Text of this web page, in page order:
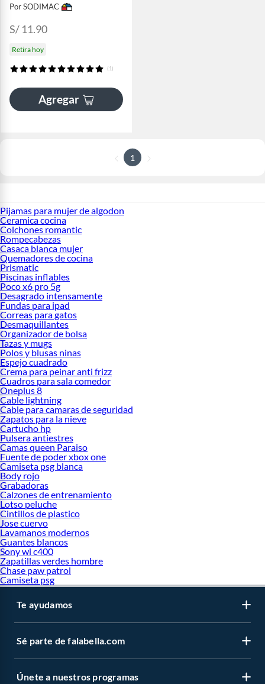
Por SODIMAC
S/ 11.90
Retira hoy
(1)
Agregar
1
Pijamas para mujer de algodon
Ceramica cocina
Colchones romantic
Rompecabezas
Casaca blanca mujer
Quemadores de cocina
Prismatic
Piscinas inflables
Poco x6 pro 5g
Desagrado intensamente
Fundas para ipad
Correas para gatos
Desmaquillantes
Organizador de bolsa
Tazas y mugs
Polos y blusas ninas
Espejo cuadrado
Crema para peinar anti frizz
Cuadros para sala comedor
Oneplus 8
Cable lightning
Cable para camaras de seguridad
Zapatos para la nieve
Cartucho hp
Pulsera antiestres
Camas queen Paraiso
Fuente de poder xbox one
Camiseta psg blanca
Body rojo
Grabadoras
Calzones de entrenamiento
Lotso peluche
Cintillos de plastico
Jose cuervo
Lavamanos modernos
Guantes blancos
Sony wi c400
Zapatillas verdes hombre
Chase paw patrol
Camiseta psg
Te ayudamos
Sé parte de falabella.com
Únete a nuestros programas